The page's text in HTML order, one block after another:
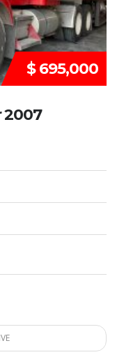
$ 695,000